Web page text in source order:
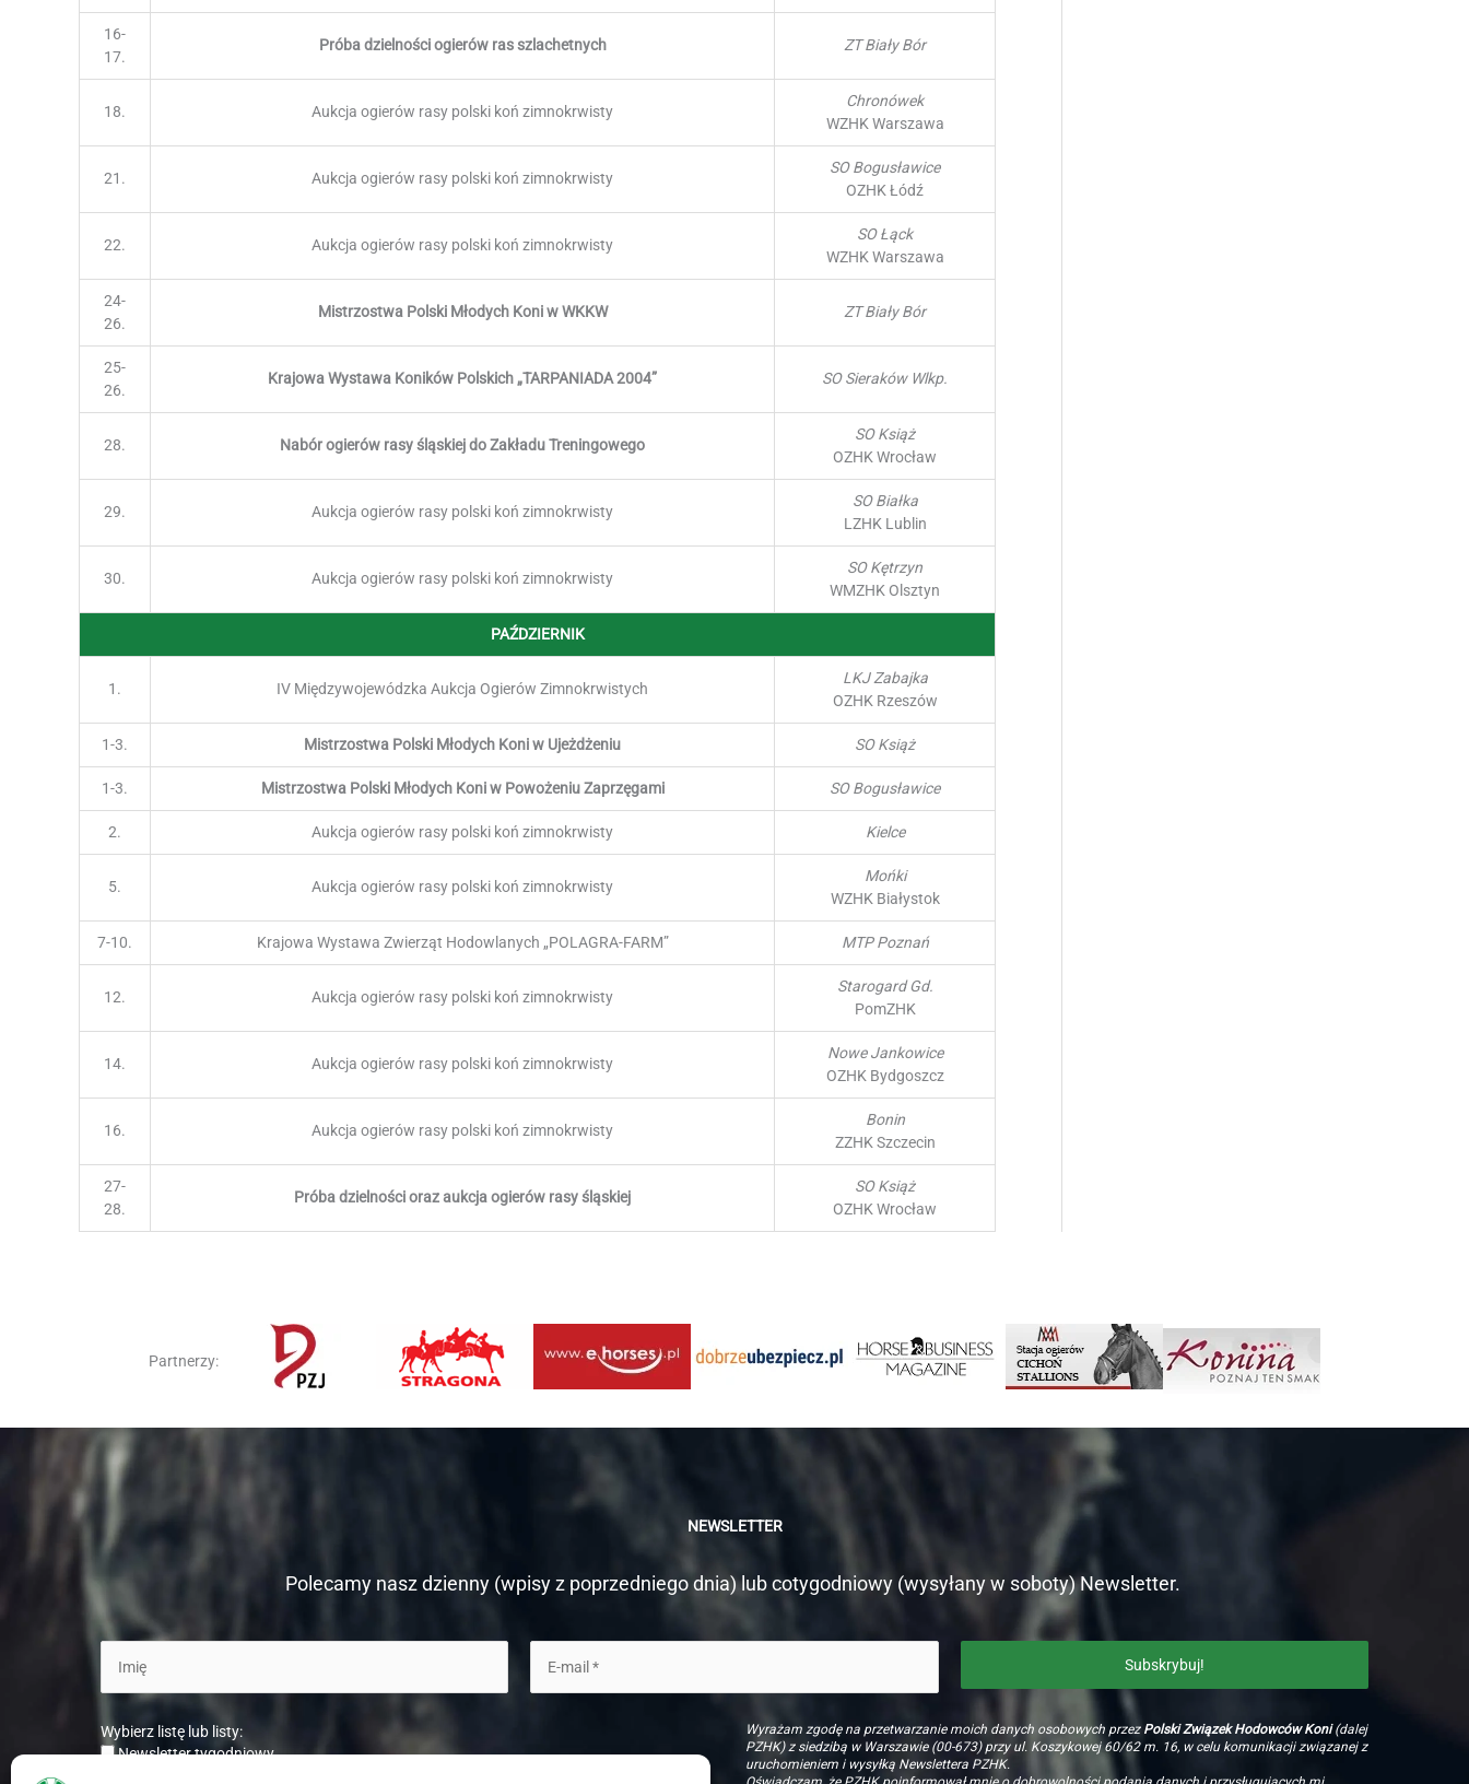
16-
17.
Próba dzielności ogierów ras szlachetnych ZT Biały Bór
18. Aukcja ogierów rasy polski koń zimnokrwisty
Chronówek
WZHK Warszawa
21. Aukcja ogierów rasy polski koń zimnokrwisty
SO Bogusławice
OZHK Łódź
22. Aukcja ogierów rasy polski koń zimnokrwisty
SO Łąck
WZHK Warszawa
24-
26.
Mistrzostwa Polski Młodych Koni w WKKW ZT Biały Bór
25-
26.
Krajowa Wystawa Koników Polskich „TARPANIADA 2004” SO Sieraków Wlkp.
28. Nabór ogierów rasy śląskiej do Zakładu Treningowego
SO Książ
OZHK Wrocław
29. Aukcja ogierów rasy polski koń zimnokrwisty
SO Białka
LZHK Lublin
30. Aukcja ogierów rasy polski koń zimnokrwisty
SO Kętrzyn
WMZHK Olsztyn
PAŹDZIERNIK
1. IV Międzywojewódzka Aukcja Ogierów Zimnokrwistych
LKJ Zabajka
OZHK Rzeszów
1-3. Mistrzostwa Polski Młodych Koni w Ujeżdżeniu SO Książ
1-3. Mistrzostwa Polski Młodych Koni w Powożeniu Zaprzęgami SO Bogusławice
2. Aukcja ogierów rasy polski koń zimnokrwisty Kielce
5. Aukcja ogierów rasy polski koń zimnokrwisty
Mońki
WZHK Białystok
7-10. Krajowa Wystawa Zwierząt Hodowlanych „POLAGRA-FARM” MTP Poznań
12. Aukcja ogierów rasy polski koń zimnokrwisty
Starogard Gd.
PomZHK
14. Aukcja ogierów rasy polski koń zimnokrwisty
Nowe Jankowice
OZHK Bydgoszcz
16. Aukcja ogierów rasy polski koń zimnokrwisty
Bonin
ZZHK Szczecin
27-
28.
Próba dzielności oraz aukcja ogierów rasy śląskiej
SO Książ
OZHK Wrocław
Partnerzy:
NEWSLETTER
Polecamy nasz dzienny (wpisy z poprzedniego dnia) lub cotygodniowy (wysyłany w soboty) Newsletter.
Wybierz listę lub listy:
Newsletter tygodniowy
Wyrażam zgodę na przetwarzanie moich danych osobowych przez Polski Związek Hodowców Koni(dalej
PZHK) z siedzibą w Warszawie (00-673) przy ul. Koszykowej 60/62 m. 16, w celu komunikacji związanej z
uruchomieniem i wysyłką Newslettera PZHK.